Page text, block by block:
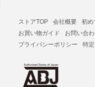
ストアTOP 会社概要 初め
お買い物ガイド
お問い合
プライバシーポリシー
特